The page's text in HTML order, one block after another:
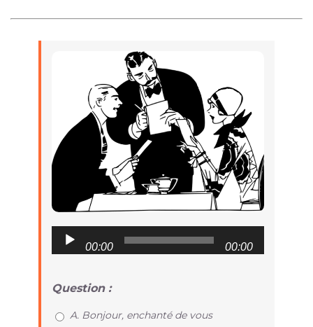
Audio
Player
00:00 00:00
Question :
A. Bonjour, enchanté de vous